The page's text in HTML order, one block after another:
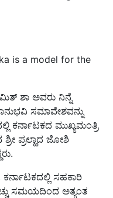
is a model for the
ಶಾ ಅವರು ನಿನ್ನೆ
ಸಮಾವೇಶವನ್ನು
ಕರ್ನಾಟಕದ ಮುಖ್ಯಮಂತ್ರಿ
ಪ್ರಲ್ಹಾದ ಜೋಶಿ
ಸಹಕಾರಿ
ಸಮಯದಿಂದ ಅತ್ಯಂತ